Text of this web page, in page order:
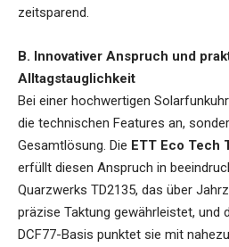
zeitsparend.
B. Innovativer Anspruch und
Alltagstauglichkeit
Bei einer hochwertigen
die technischen Features an,
Gesamtlösung. Die ETT Eco Tech
erfüllt diesen Anspruch in
Quarzwerks TD2135, das über
präzise Taktung gewährleistet, und
DCF77-Basis punktet sie mit